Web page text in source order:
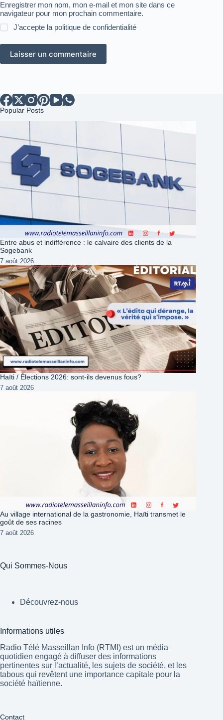
Enregistrer mon nom, mon e-mail et mon site dans ce
navigateur pour mon prochain commentaire.
J’accepte la politique de confidentialité
Laisser un commentaire
Popular Posts
Entre abus et indifférence : le calvaire des clients de la
Sogebank
7 août 2026
Haïti / Élections 2026: sont-ils devenus fous?
7 août 2026
Au village international de la gastronomie, Haïti transmet le
goût de ses racines
7 août 2026
Qui Sommes-Nous
Découvrez-nous
Informations utiles
Radio Télé Masseillan Info (RTMI) est un média
quotidien engagé à diffuser des informations
pertinentes sur l’actualité, les sujets de société, et les
tabous qui revêtent une importance capitale pour la
société haïtienne.
Contact